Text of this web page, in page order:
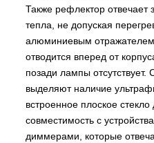
Также рефлектор отвечает
тепла, не допуская
алюминиевым отражателем
отводится вперед от
позади лампы отсутствует.
выделяют наличие
встроенное плоское
совместимость с
диммерами, которые